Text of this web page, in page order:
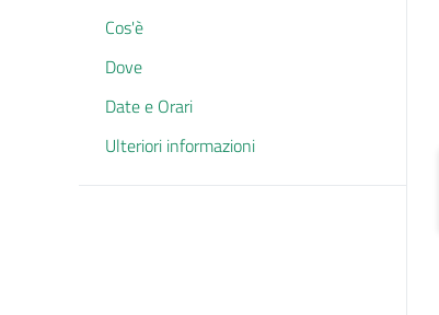
Cos'è
Dove
Date e Orari
Ulteriori informazioni